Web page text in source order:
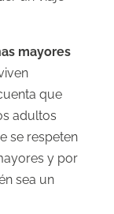
mayores
que
adultos
se respeten
y por
sea un